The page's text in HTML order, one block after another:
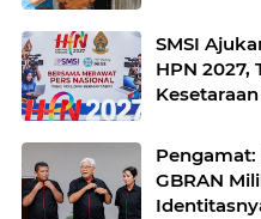
SMSI
HPN 2027,
Pengamat:
GBRAN